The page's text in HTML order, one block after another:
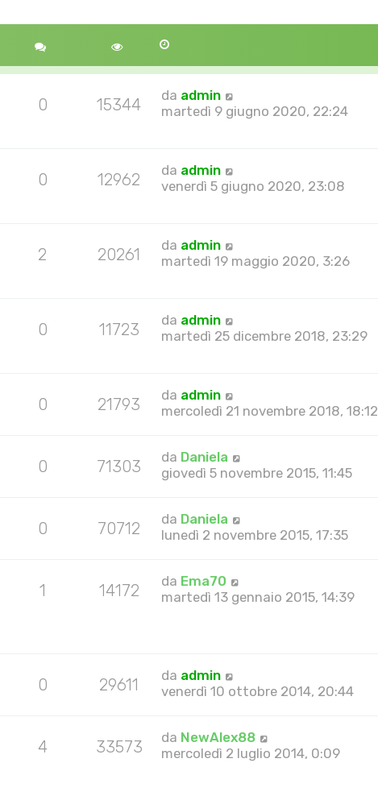
0 15344 da admin
martedì 9 giugno 2020, 22:24
0 12962 da admin
venerdì 5 giugno 2020, 23:08
2 20261 da admin
martedì 19 maggio 2020, 3:26
0 11723 da admin
martedì 25 dicembre 2018, 23:29
0 21793 da admin
mercoledì 21 novembre 2018, 18:12
0 71303 da Daniela
giovedì 5 novembre 2015, 11:45
0 70712 da Daniela
lunedì 2 novembre 2015, 17:35
1 14172 da Ema70
martedì 13 gennaio 2015, 14:39
0 29611 da admin
venerdì 10 ottobre 2014, 20:44
4 33573 da NewAlex88
mercoledì 2 luglio 2014, 0:09